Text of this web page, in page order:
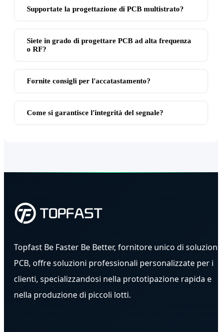
Supportate la progettazione di PCB multistrato?
Siete in grado di progettare PCB ad alta frequenza
o RF?
Fornite consigli per l'accatastamento?
Come si garantisce l'integrità del segnale?
Topfast Be Faster Be Better, fornitore unico di soluzioni
PCB, offre soluzioni professionali personalizzate per i
clienti, specializzandosi nella prototipazione rapida e
nella produzione di piccoli lotti.